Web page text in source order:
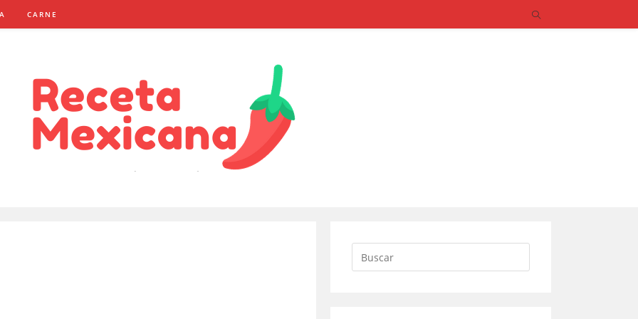
CARNE
Buscar: